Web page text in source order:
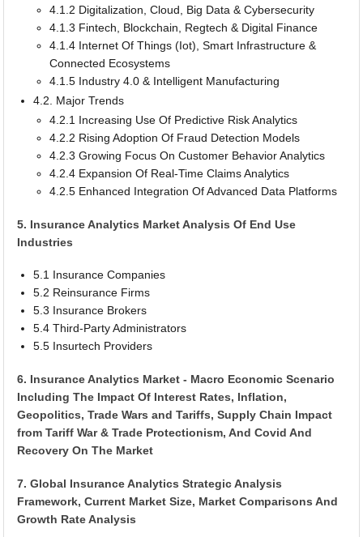
4.1.2 Digitalization, Cloud, Big Data & Cybersecurity
4.1.3 Fintech, Blockchain, Regtech & Digital Finance
4.1.4 Internet Of Things (Iot), Smart Infrastructure &
Connected Ecosystems
4.1.5 Industry 4.0 & Intelligent Manufacturing
4.2. Major Trends
4.2.1 Increasing Use Of Predictive Risk Analytics
4.2.2 Rising Adoption Of Fraud Detection Models
4.2.3 Growing Focus On Customer Behavior Analytics
4.2.4 Expansion Of Real-Time Claims Analytics
4.2.5 Enhanced Integration Of Advanced Data Platforms
5. Insurance Analytics Market Analysis Of End Use
Industries
5.1 Insurance Companies
5.2 Reinsurance Firms
5.3 Insurance Brokers
5.4 Third-Party Administrators
5.5 Insurtech Providers
6. Insurance Analytics Market - Macro Economic Scenario
Including The Impact Of Interest Rates, Inflation,
Geopolitics, Trade Wars and Tariffs, Supply Chain Impact
from Tariff War & Trade Protectionism, And Covid And
Recovery On The Market
7. Global Insurance Analytics Strategic Analysis
Framework, Current Market Size, Market Comparisons And
Growth Rate Analysis